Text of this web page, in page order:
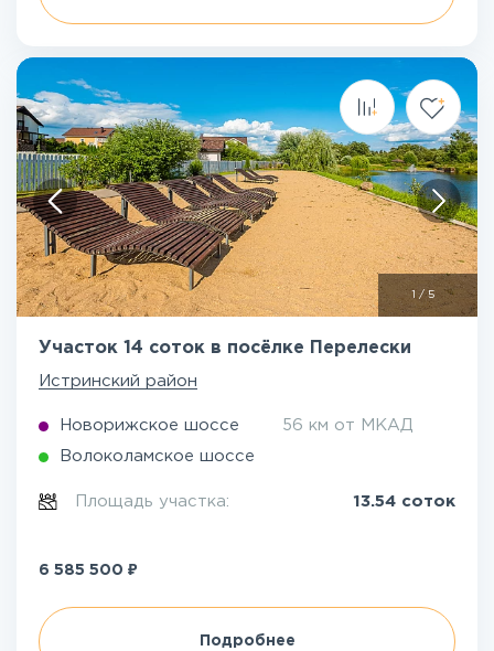
/5
Участок 14 соток в посёлке Перелески
Истринский район
Новорижское шоссе 56 км от МКАД
Волоколамское шоссе
Площадь участка: 13.54 соток
6 585 500 ₽
Подробнее